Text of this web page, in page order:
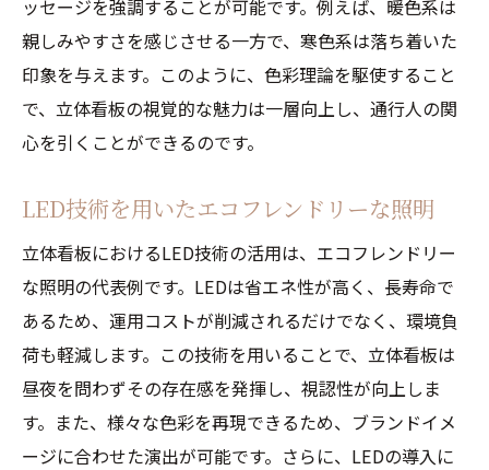
ッセージを強調することが可能です。例えば、暖色系は
親しみやすさを感じさせる一方で、寒色系は落ち着いた
印象を与えます。このように、色彩理論を駆使すること
で、立体看板の視覚的な魅力は一層向上し、通行人の関
心を引くことができるのです。
LED技術を用いたエコフレンドリーな照明
立体看板におけるLED技術の活用は、エコフレンドリー
な照明の代表例です。LEDは省エネ性が高く、長寿命で
あるため、運用コストが削減されるだけでなく、環境負
荷も軽減します。この技術を用いることで、立体看板は
昼夜を問わずその存在感を発揮し、視認性が向上しま
す。また、様々な色彩を再現できるため、ブランドイメ
ージに合わせた演出が可能です。さらに、LEDの導入に